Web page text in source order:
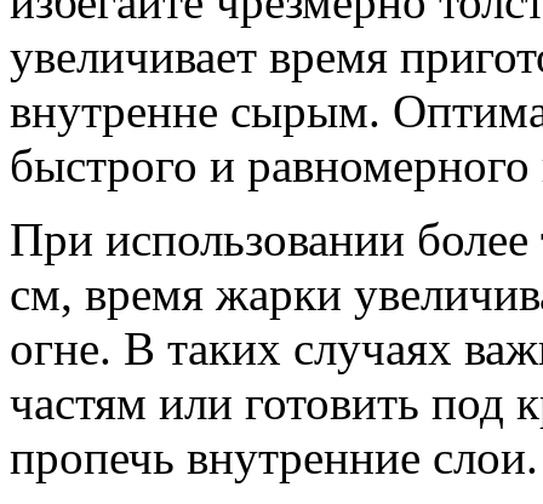
увеличивает время
внутренне сырым.
быстрого и
При использовании
см, время жарки
огне. В таких случаях
частям или готовить
пропечь внутренние слои.